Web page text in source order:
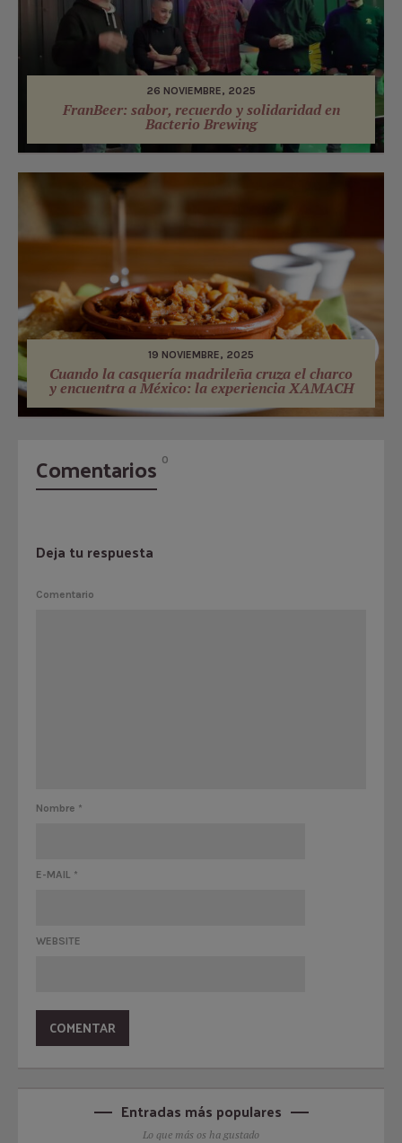
26 NOVIEMBRE, 2025
FranBeer: sabor, recuerdo y solidaridad en
Bacterio Brewing
19 NOVIEMBRE, 2025
Cuando la casquería madrileña cruza el charco
y encuentra a México: la experiencia XAMACH
Comentarios 0
Deja tu respuesta
Comentario
Nombre *
E-MAIL *
WEBSITE
Entradas más populares
Lo que más os ha gustado